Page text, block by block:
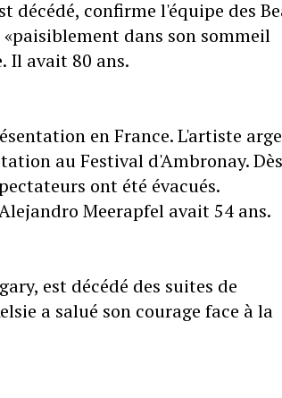
décédé, confirme l'équipe des
dans son sommeil
Il avait 80 ans.
en France. L'artiste
au Festival d'Ambronay.
ont été évacués.
Meerapfel avait 54 ans.
est décédé des suites de
a salué son courage face à la